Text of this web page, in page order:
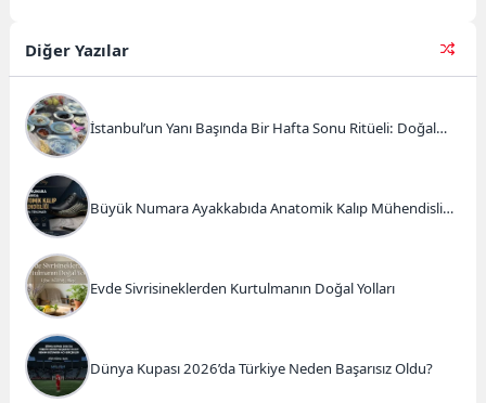
Diğer Yazılar
İstanbul’un Yanı Başında Bir Hafta Sonu Ritüeli: Doğal
Büyük Numara Ayakkabıda Anatomik Kalıp Mühendisliği
Evde Sivrisineklerden Kurtulmanın Doğal Yolları
Dünya Kupası 2026’da Türkiye Neden Başarısız Oldu?